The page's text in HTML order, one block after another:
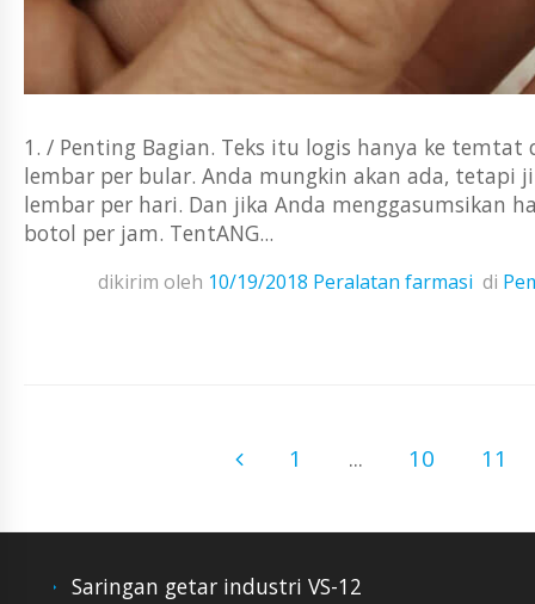
1. / Penting Bagian. Teks itu logis hanya ke
lembar per bular. Anda mungkin akan ada, tetapi
lembar per hari. Dan jika Anda menggasumsikan
botol per jam. TentANG...
dikirim oleh 10/19/2018 Peralatan farmasi di
1 ... 10 11
Saringan getar industri VS-12